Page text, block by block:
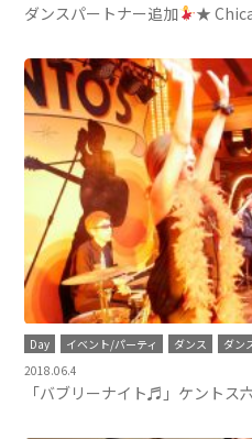
ダンスパートナー追加 ★
Day イベント/パーティ ダンス ダン
2018.06.4
「バブリーナイト♬」ケントス